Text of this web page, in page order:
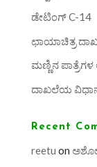
ಡೇಟಿಂಗ್ C-14
ಛಾಯಾಚಿತ್ರ
ಮಣ್ಣಿನ
ದಾಖಲೆಯ
Recent
reetu on